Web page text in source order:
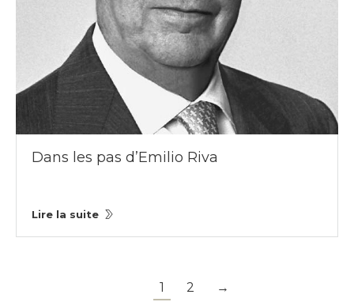
Dans les pas d’Emilio Riva
Lire la suite
1 2 →